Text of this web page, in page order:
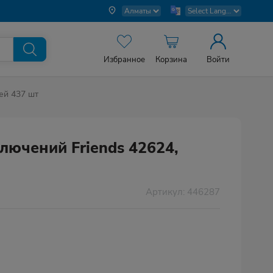
Избранное Корзина Войти
437 шт
Friends 42624,
Артикул: 446287